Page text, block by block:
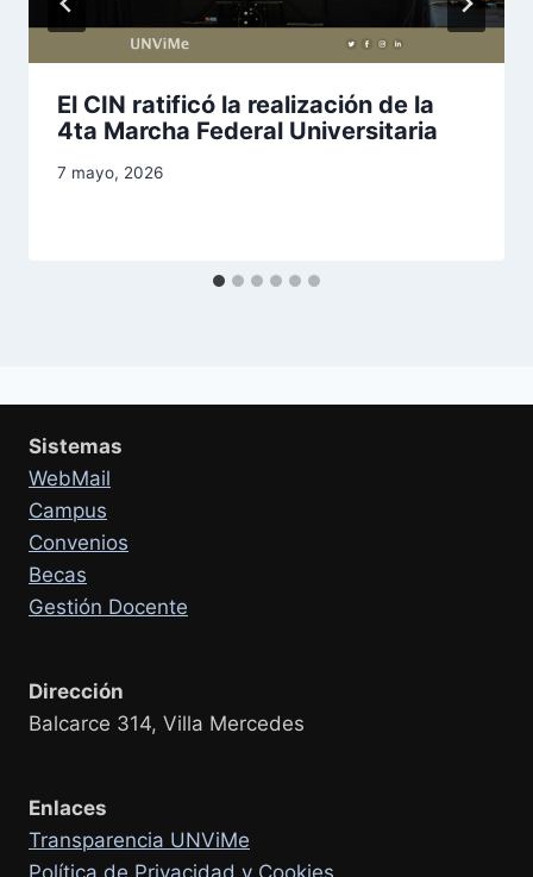
El CIN ratificó la realización de la
4ta Marcha Federal Universitaria
7 mayo, 2026
Sistemas
WebMail
Campus
Convenios
Becas
Gestión Docente
Dirección
Balcarce 314, Villa Mercedes
Enlaces
Transparencia UNViMe